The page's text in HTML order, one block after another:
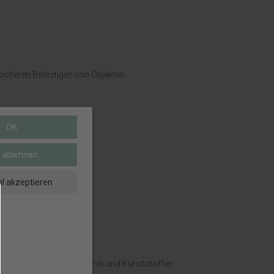
Befestigen von Objekten.
Textilien, Glas, Keramik und Kunststoffen
OK
ablehnen
akzeptieren